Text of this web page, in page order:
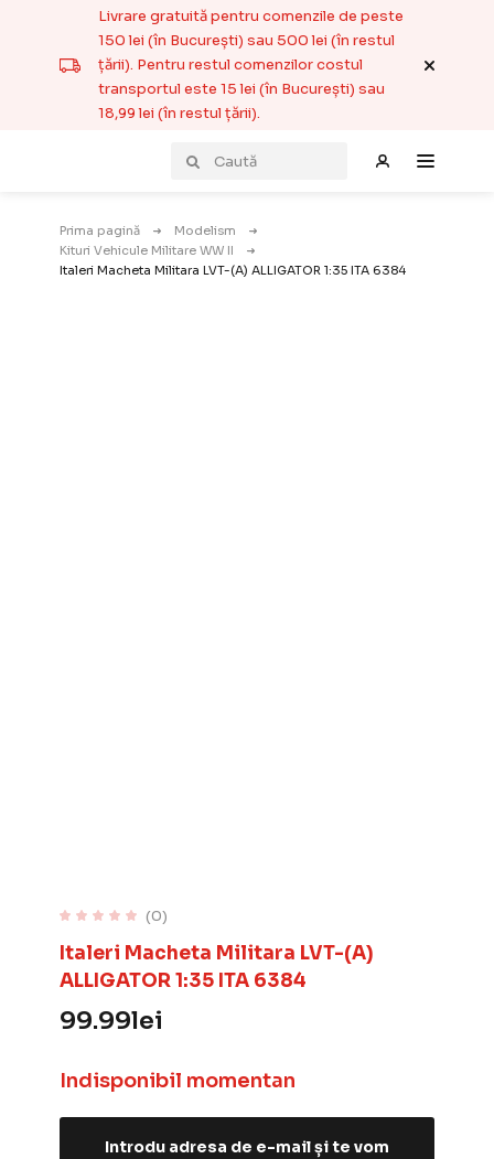
Livrare gratuită pentru comenzile de peste
150 lei (în București) sau 500 lei (în restul
țării). Pentru restul comenzilor costul
transportul este 15 lei (în București) sau
18,99 lei (în restul țării).
Prima pagină
Modelism
Kituri Vehicule Militare WW II
Italeri Macheta Militara LVT-(A) ALLIGATOR 1:35 ITA 6384
(0)
Italeri Macheta Militara LVT-(A)
ALLIGATOR 1:35 ITA 6384
99.99lei
Indisponibil momentan
Introdu adresa de e-mail și te vom